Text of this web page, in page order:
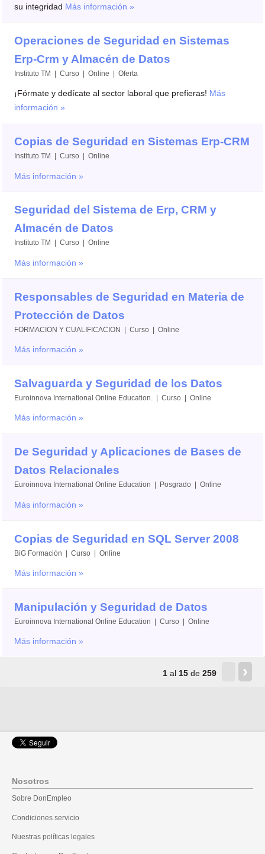
su integridad Más información »
Operaciones de Seguridad en Sistemas
Erp-Crm y Almacén de Datos
Instituto TM | Curso | Online |Oferta
¡Fórmate y dedícate al sector laboral que prefieras! Más
información »
Copias de Seguridad en Sistemas Erp-CRM
Instituto TM | Curso | Online
Más información »
Seguridad del Sistema de Erp, CRM y
Almacén de Datos
Instituto TM | Curso | Online
Más información »
Responsables de Seguridad en Materia de
Protección de Datos
FORMACION Y CUALIFICACION | Curso | Online
Más información »
Salvaguarda y Seguridad de los Datos
Euroinnova International Online Education. | Curso | Online
Más información »
De Seguridad y Aplicaciones de Bases de
Datos Relacionales
Euroinnova International Online Education | Posgrado | Online
Más información »
Copias de Seguridad en SQL Server 2008
BiG Formación | Curso | Online
Más información »
Manipulación y Seguridad de Datos
Euroinnova International Online Education | Curso | Online
Más información »
1 al15 de259 ›
Nosotros
Sobre DonEmpleo
Condiciones servicio
Nuestras políticas legales